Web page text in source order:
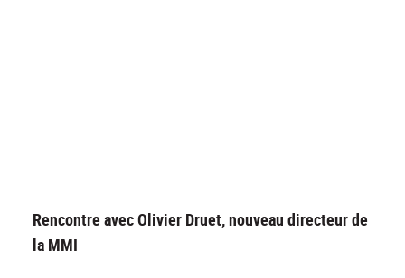
Rencontre avec Olivier Druet, nouveau directeur de
la MMI